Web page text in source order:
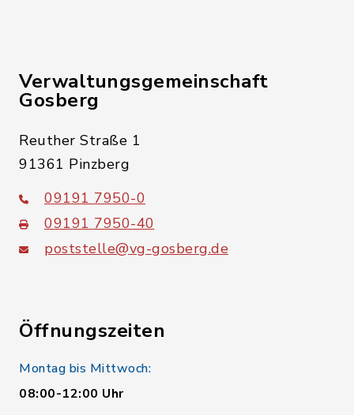
Verwaltungsgemeinschaft
Gosberg
Reuther Straße 1
91361 Pinzberg
09191 7950-0
09191 7950-40
poststelle@vg-gosberg.de
Öffnungszeiten
Montag bis Mittwoch:
08:00-12:00 Uhr